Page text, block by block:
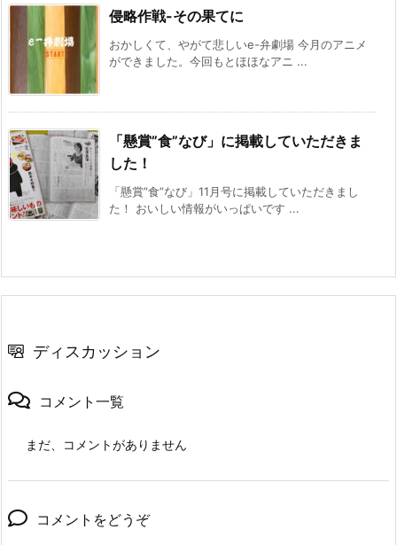
侵略作戦-その果てに
おかしくて、やがて悲しいe-弁劇場 今月のアニメ
ができました。今回もとほほなアニ ...
「懸賞”食”なび」に掲載していただきま
した！
「懸賞”食”なび」11月号に掲載していただきまし
た！ おいしい情報がいっぱいです ...
ディスカッション
コメント一覧
まだ、コメントがありません
コメントをどうぞ